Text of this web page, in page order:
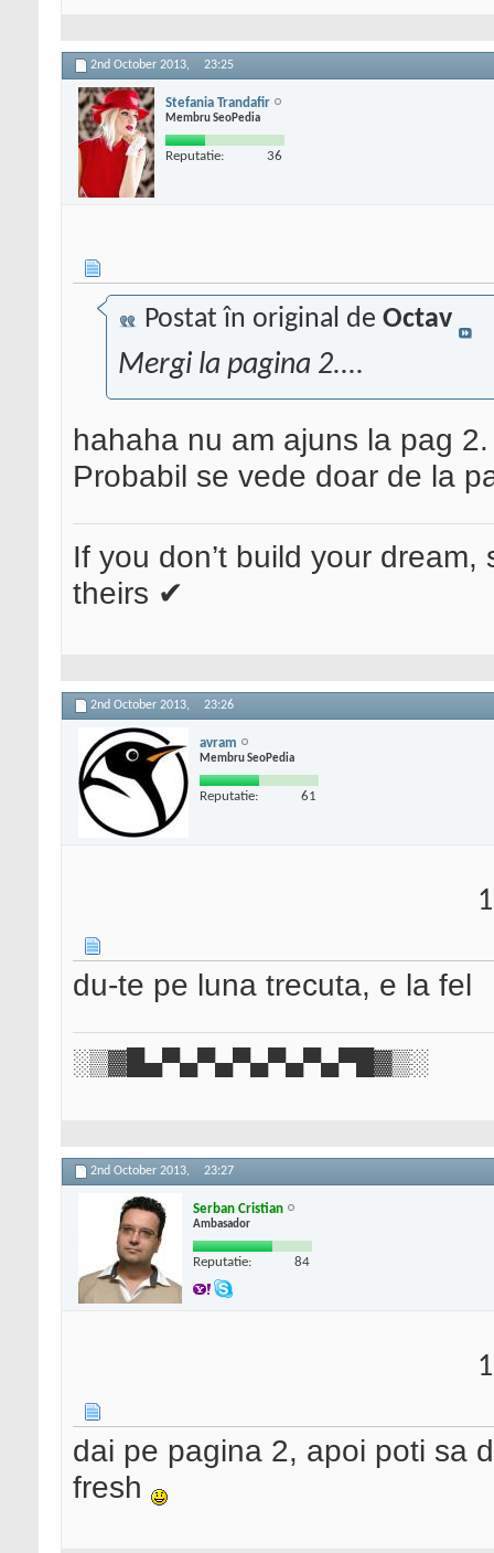
2nd October 2013, 23:25
Stefania Trandafir
Membru SeoPedia
Reputatie: 36
Postat în original de Octav
Mergi la pagina 2....
hahaha nu am ajuns la pag 2.
Probabil se vede doar de la
If you don’t build your
theirs ✔
2nd October 2013, 23:26
avram
Membru SeoPedia
Reputatie: 61
du-te pe luna trecuta, e la fel
░▒▓█▄▀▄▀▄▀▄▀▄▀▄▀█▓▒░
2nd October 2013, 23:27
Serban Cristian
Ambasador
Reputatie: 84
dai pe pagina 2, apoi poti sa
fresh